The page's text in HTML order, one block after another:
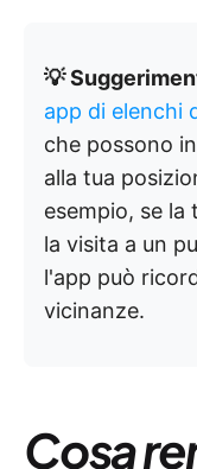
💡
app di elenchi
che possono
alla tua
esempio, se la
la visita a un
l'app può
vicinanze.
Cosa